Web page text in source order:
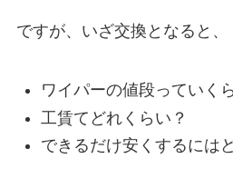
ですが、いざ交換となると、
ワイパーの値段っていく
工賃てどれくらい？
できるだけ安くするには